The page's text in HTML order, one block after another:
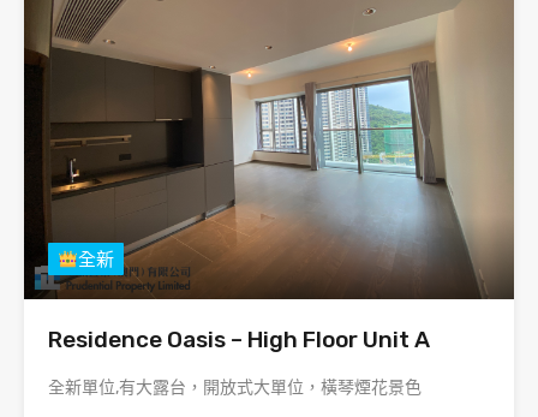
全新
Residence Oasis – High Floor Unit A
全新單位,有大露台，開放式大單位，橫琴煙花景色